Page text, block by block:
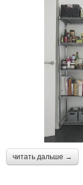
читать дальше →